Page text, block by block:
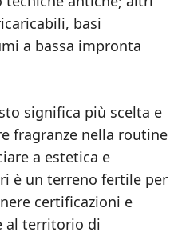
basi
a bassa impronta
significa più scelta e
fragranze nella routine
a estetica e
è un terreno fertile per
certificazioni e
al territorio di